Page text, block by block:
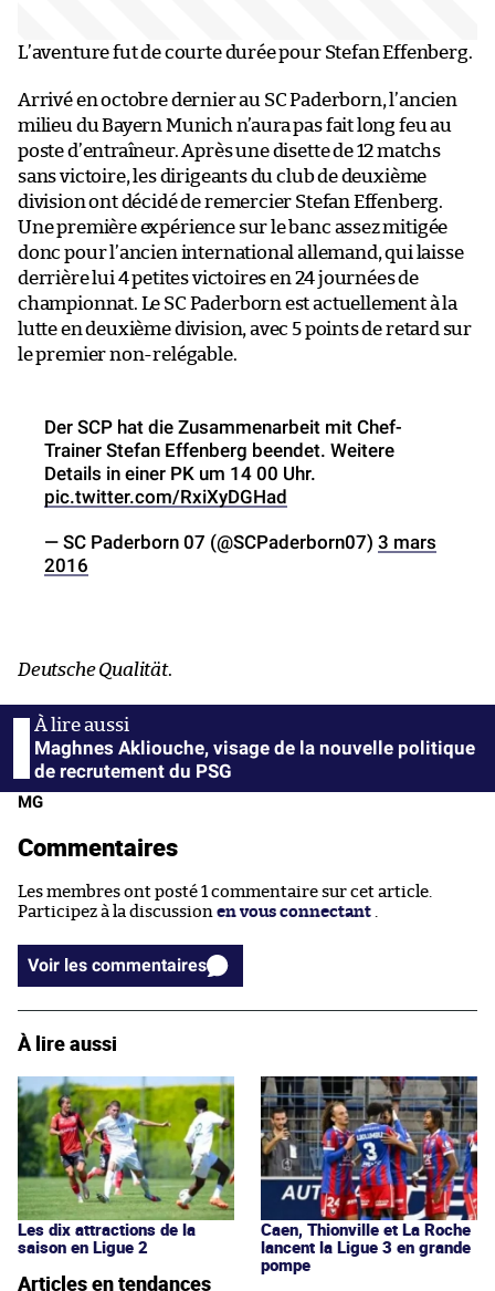
L’aventure fut de courte durée pour Stefan Effenberg.
Arrivé en octobre dernier au SC Paderborn, l’ancien
milieu du Bayern Munich n’aura pas fait long feu au
poste d’entraîneur. Après une disette de 12 matchs
sans victoire, les dirigeants du club de deuxième
division ont décidé de remercier Stefan Effenberg.
Une première expérience sur le banc assez mitigée
donc pour l’ancien international allemand, qui laisse
derrière lui 4 petites victoires en 24 journées de
championnat. Le SC Paderborn est actuellement à la
lutte en deuxième division, avec 5 points de retard sur
le premier non-relégable.
Der SCP hat die Zusammenarbeit mit Chef-
Trainer Stefan Effenberg beendet. Weitere
Details in einer PK um 14 00 Uhr.
pic.twitter.com/RxiXyDGHad
— SC Paderborn 07 (@SCPaderborn07) 3 mars
2016
Deutsche Qualität.
Maghnes Akliouche, visage de la nouvelle politique
de recrutement du PSG
MG
Commentaires
Les membres ont posté 1 commentaire sur cet article.
Participez à la discussion en vous connectant .
Voir les commentaires
À lire aussi
Les dix attractions de la
saison en Ligue 2
Caen, Thionville et La Roche
lancent la Ligue 3 en grande
pompe
Articles en tendances